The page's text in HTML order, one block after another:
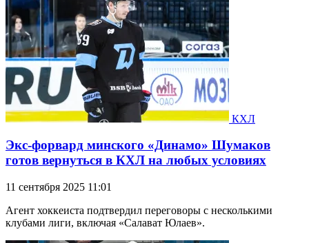
КХЛ
Экс-форвард минского «Динамо» Шумаков
готов вернуться в КХЛ на любых условиях
11 сентября 2025 11:01
Агент хоккеиста подтвердил переговоры с несколькими
клубами лиги, включая «Салават Юлаев».